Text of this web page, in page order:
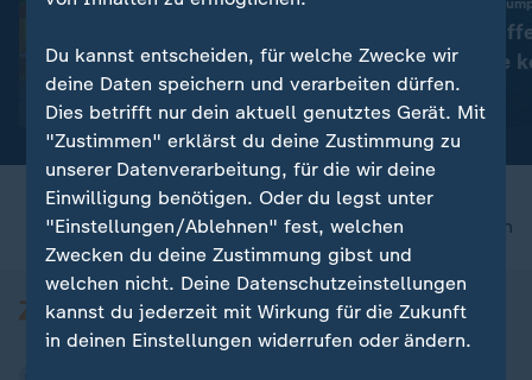
Ende Juli
US-
Rekordsumme
nach oben
Du kannst entscheiden, für welche Zwecke wir
deine Daten speichern und verarbeiten dürfen.
Dies betrifft nur dein aktuell genutztes Gerät. Mit
"Zustimmen" erklärst du deine Zustimmung zu
unserer Datenverarbeitung, für die wir deine
Einwilligung benötigen. Oder du legst unter
"Einstellungen/Ablehnen" fest, welchen
Zwecken du deine Zustimmung gibst und
welchen nicht. Deine Datenschutzeinstellungen
kannst du jederzeit mit Wirkung für die Zukunft
in deinen Einstellungen widerrufen oder ändern.